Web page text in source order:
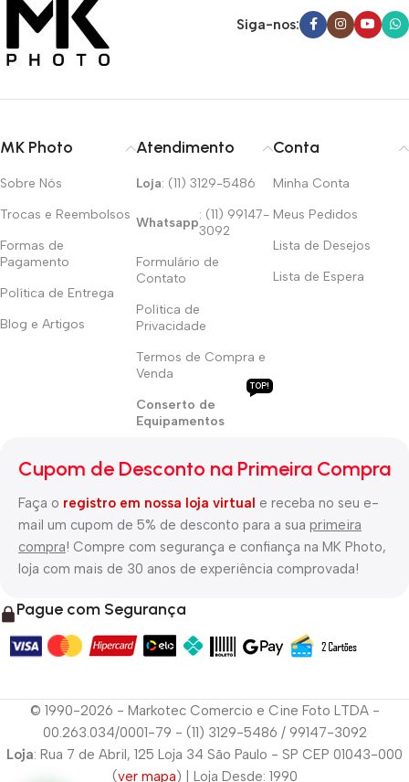
Siga-nos:
MK Photo
Sobre Nós
Trocas e Reembolsos
Formas de
Pagamento
Política de Entrega
Blog e Artigos
Atendimento
Loja: (11) 3129-5486
Whatsapp
: (11) 99147-
3092
Formulário de
Contato
Política de
Privacidade
Termos de Compra e
Venda
Conserto de
Equipamentos
TOP!
Conta
Minha Conta
Meus Pedidos
Lista de Desejos
Lista de Espera
Cupom de Desconto na Primeira Compra
Faça o registro em nossa loja virtual e receba no seu e-
mail um cupom de 5% de desconto para a sua primeira
compra! Compre com segurança e confiança na MK Photo,
loja com mais de 30 anos de experiência comprovada!
Pague com Segurança
© 1990-2026 - Markotec Comercio e Cine Foto LTDA -
00.263.034/0001-79 - (11) 3129-5486 / 99147-3092
Loja: Rua 7 de Abril, 125 Loja 34 São Paulo - SP CEP 01043-000
(ver mapa) | Loja Desde: 1990